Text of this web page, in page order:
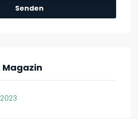
Magazin